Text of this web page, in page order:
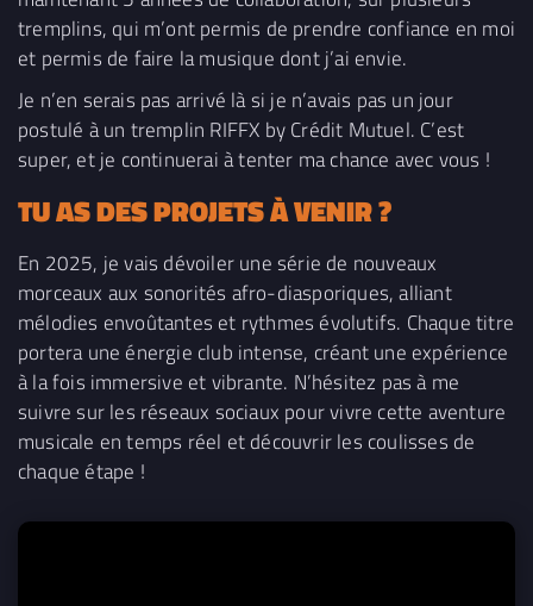
tremplins, qui m’ont permis de prendre confiance en moi
et permis de faire la musique dont j’ai envie.
Je n’en serais pas arrivé là si je n’avais pas un jour
postulé à un tremplin RIFFX by Crédit Mutuel. C’est
super, et je continuerai à tenter ma chance avec vous !
TU AS DES PROJETS À VENIR ?
En 2025, je vais dévoiler une série de nouveaux
morceaux aux sonorités afro-diasporiques, alliant
mélodies envoûtantes et rythmes évolutifs. Chaque titre
portera une énergie club intense, créant une expérience
à la fois immersive et vibrante. N’hésitez pas à me
suivre sur les réseaux sociaux pour vivre cette aventure
musicale en temps réel et découvrir les coulisses de
chaque étape !